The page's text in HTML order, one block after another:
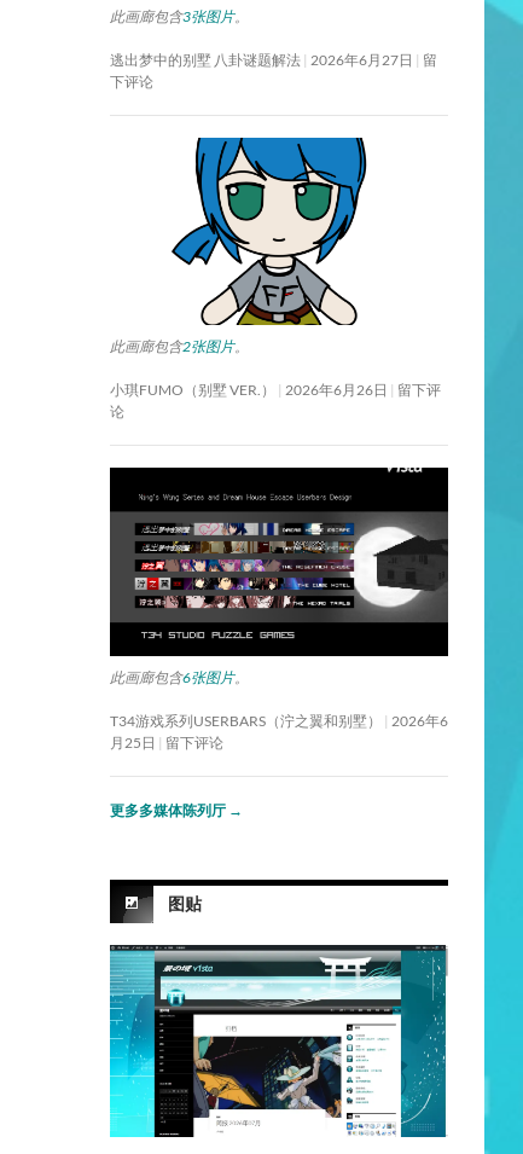
此画廊包含3张图片。
逃出梦中的别墅 八卦谜题解法 2026年6月27日
留
下评论
此画廊包含2张图片。
小琪FUMO（别墅 VER.） 2026年6月26日
留下评
论
此画廊包含6张图片。
T34游戏系列USERBARS（泞之翼和别墅）
2026年6
月25日
留下评论
更多多媒体陈列厅 →
图贴